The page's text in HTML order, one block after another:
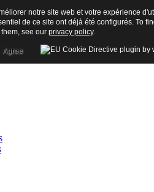
notre site web et votre expérience
de ce site ont déjà été configurés. To
see our privacy policy.
Agree